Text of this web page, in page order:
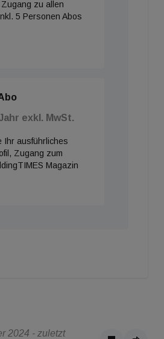
in
zu allen
5 Personen Abos
exkl. MwSt.
Ihr ausführliches
Zugang zum
Magazin
2024 - zuletzt